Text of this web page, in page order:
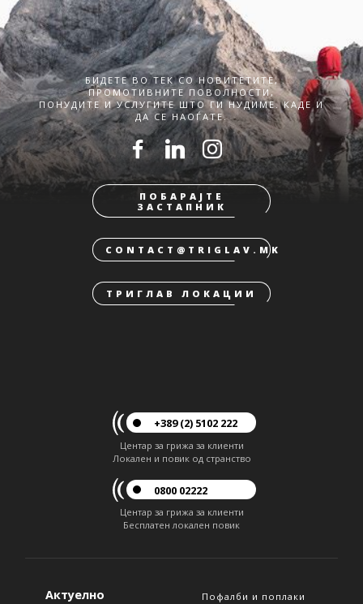
БИДЕТЕ ВО ТЕК СО НОВИТЕТИТЕ,
ПРОМОТИВНИТЕ ПОВОЛНОСТИ,
ПОНУДИТЕ И УСЛУГИТЕ ШТО ГИ НУДИМЕ. КАДЕ И
ДА СЕ НАОЃАТЕ.
ПОБАРАЈТЕ
ЗАСТАПНИК
CONTACT@TRIGLAV.MK
ТРИГЛАВ ЛОКАЦИИ
+389 (2) 5102 222
Центар за грижа за клиенти
Локален и повик од странство
0800 02222
Центар за грижа за клиенти
Бесплатен локален повик
Актуелно
Пофалби и поплаки